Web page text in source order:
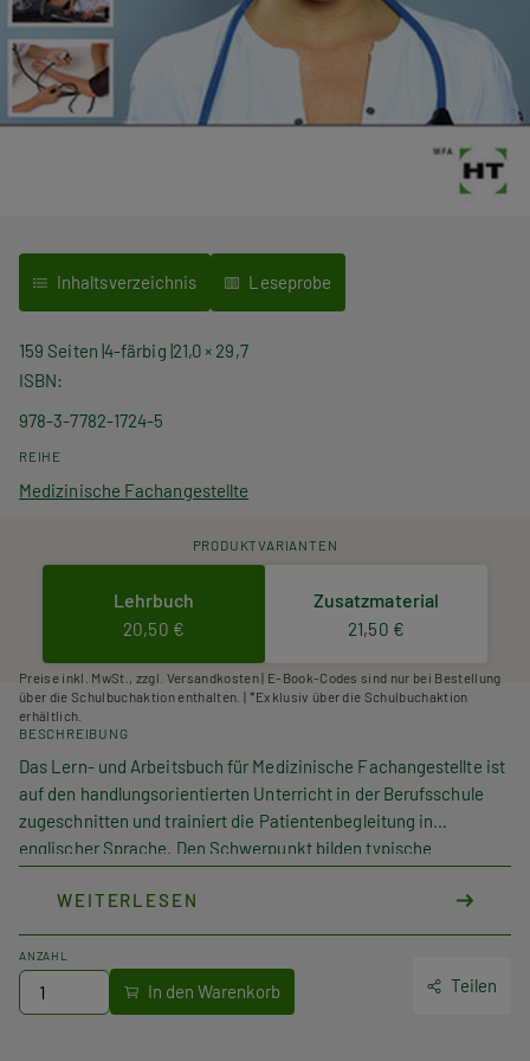
Inhaltsverzeichnis Leseprobe
159 Seiten 4-färbig 21,0 × 29,7
ISBN
978-3-7782-1724-5
REIHE
Medizinische Fachangestellte
PRODUKTVARIANTEN
Lehrbuch
20,50 €
Zusatzmaterial
21,50 €
Preise inkl. MwSt., zzgl. Versandkosten | E-Book-Codes sind nur bei Bestellung
über die Schulbuchaktion enthalten. | *Exklusiv über die Schulbuchaktion
erhältlich.
BESCHREIBUNG
Das Lern- und Arbeitsbuch für Medizinische Fachangestellte ist
auf den handlungsorientierten Unterricht in der Berufsschule
zugeschnitten und trainiert die Patientenbegleitung in
englischer Sprache. Den Schwerpunkt bilden typische
Verwaltung, Diagnose und Therapie.
Der Einstieg in die jeweiligen Kapitel erfolgt über einen
Beispieldialog, der auf der Audio-CD angehört werden kann.
Durch Fragen zum Gehörten wird das Hörverstehen geschult.
Nachfolgend werden medizinische Sachinformationen vertieft
WEITERLESEN
ANZAHL
Teilen